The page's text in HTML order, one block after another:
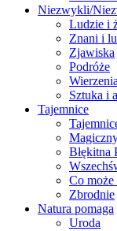
Niezwykli/
Ludzie i
Znani i
Zjawiska
Podróże
Wierzenia
Sztuka i
Tajemnice
Błękitna
Co może
Zbrodnie
Natura pomaga
Uroda